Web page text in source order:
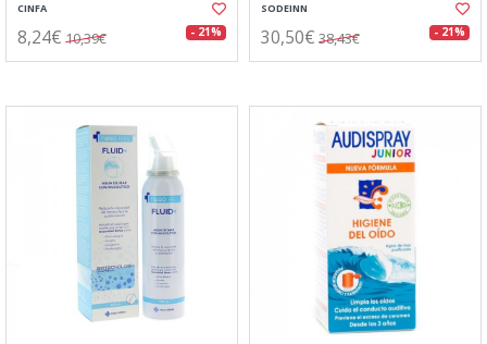
CINFA
8,24€ 10,39€ - 21%
SODEINN
30,50€ 38,43€ - 21%